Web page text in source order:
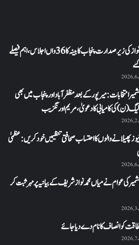
مریم نواز کی زیر صدارت پنجاب کابینہ کا 36واں اجلاس،اہم فیصلے
انتخابات: میرپور کے بعد مظفرآباد اور پنجاب میں بھی
(ن) کی کامیابی کا دعویٰ، مریم اورنگزیب
پھیلانے والوں کا احتساب صحافتی تنظیمیں خود کریں: عظمیٰ
کی عوام نے میاں محمد نواز شریف کے بیانیہ پر مہر ثبت کر
کو انصاف کا نام دے دیا جائے